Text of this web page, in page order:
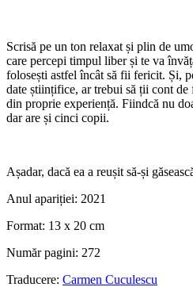
Scrisă pe un ton relaxat și plin de
care percepi timpul liber și te va
folosești astfel încât să fii fericit. Și,
date științifice, ar trebui să ții cont
din proprie experiență. Fiindcă nu
dar are și cinci copii.
Așadar, dacă ea a reușit să-și
Anul apariției: 2021
Format: 13 x 20 cm
Număr pagini: 272
Traducere: Carmen Cuculescu